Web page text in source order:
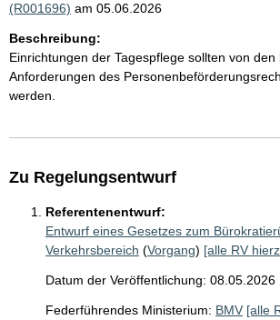
(R001696) am 05.06.2026
Beschreibung:
Einrichtungen der Tagespflege sollten von den
Anforderungen des
werden.
Zu Regelungsentwurf
Referentenentwurf:
Entwurf eines Gesetzes zum
Verkehrsbereich (Vorgang) [alle RV
Datum der Veröffentlichung: 08.05.2026
Federführendes Ministerium: BMV [alle